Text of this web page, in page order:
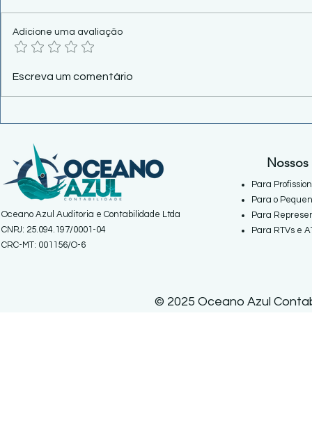
Cosit 61/2026 reforma
Adicione uma avaliação
Escreva um comentário
Oceano Azul Auditoria e Contabilidade Ltda
CNPJ: 25.094.197/0001-04
CRC-MT: 001156/O-6
Para
Para o
Para
Para RTVs e
© 2025 Oceano Azul